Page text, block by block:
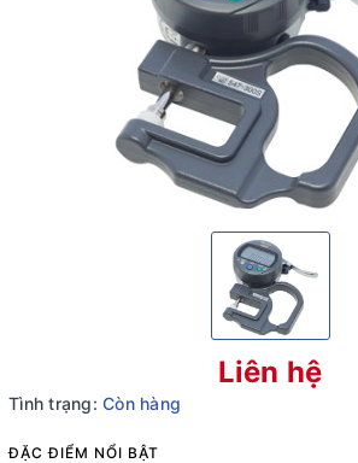
Liên hệ
Tình trạng: Còn hàng
ĐẶC ĐIỂM NỔI BẬT